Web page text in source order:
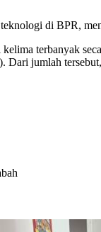
di BPR,
terbanyak
Dari jumlah